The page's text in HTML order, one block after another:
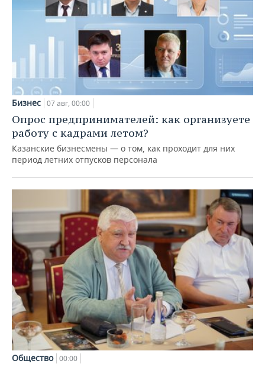
Бизнес 07 авг, 00:00
Опрос предпринимателей: как организуете
работу с кадрами летом?
Казанские бизнесмены — о том, как проходит для них
период летних отпусков персонала
Общество 00:00